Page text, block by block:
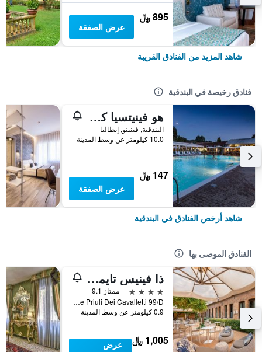
895 ﷼
عرض الصفقة
شاهد المزيد من الفنادق القريبة
فنادق رخيصة في البندقية
هو فينيتسيا كامبنج إن تاون
البندقية, فينيتو, إيطاليا
10.0 كيلومتر عن وسط المدينة
147 ﷼
عرض الصفقة
شاهد أرخص الفنادق في البندقية
الفنادق الموصى بها
ذا فينيس تايمز هوتل، فينيت كوليكش باي آيتش جي
4 نجوم
ممتاز 9.1
Calle Priuli Dei Cavalletti 99/D, البندقية, فينيتو, إيطاليا
0.9 كيلومتر عن وسط المدينة
1,005 ﷼
عرض